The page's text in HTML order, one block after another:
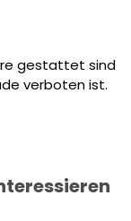
gestattet sind
verboten ist.